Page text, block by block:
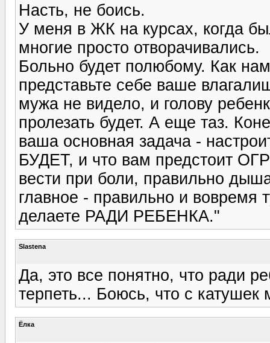
Насть, не боись.
У меня в ЖК на курсах, когда
многие просто отворачивались.
Больно будет полюбому. Как
представьте себе ваше
мужа не видело, и голову
пролезать будет. А еще таз.
ваша основная задача -
БУДЕТ, и что вам предстоит
вести при боли, правильно
главное - правильно и вовремя
делаете РАДИ РЕБЕНКА."
Slastena
Да, это все понятно, что ради
терпеть... Боюсь, что с катушек
Ёлка